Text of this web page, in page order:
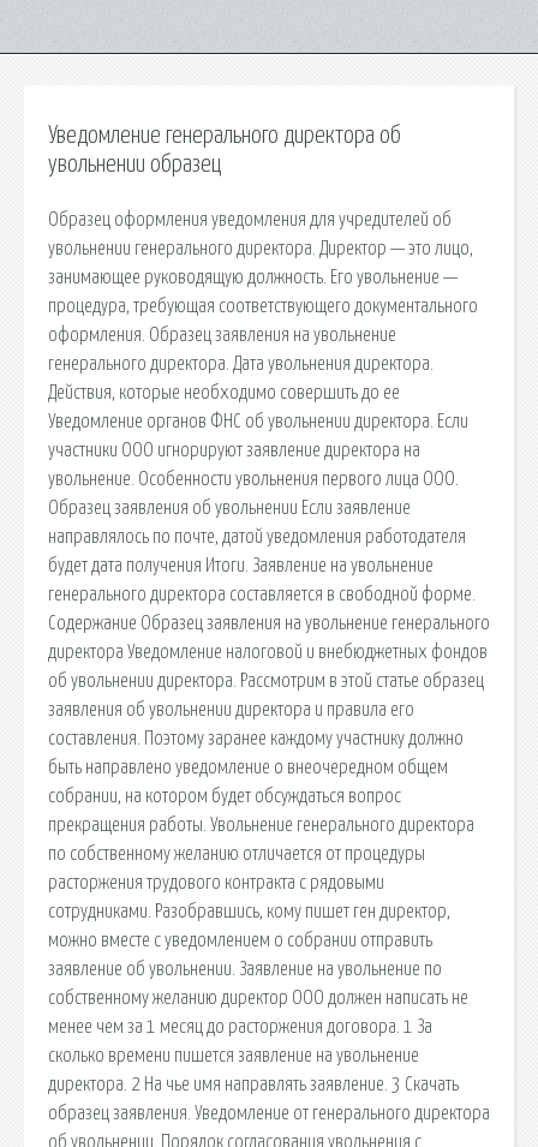
Уведомление генерального директора об
увольнении образец
Образец оформления уведомления для учредителей об
увольнении генерального директора. Директор — это лицо,
занимающее руководящую должность. Его увольнение —
процедура, требующая соответствующего документального
оформления. Образец заявления на увольнение
генерального директора. Дата увольнения директора.
Действия, которые необходимо совершить до ее
Уведомление органов ФНС об увольнении директора. Если
участники ООО игнорируют заявление директора на
увольнение. Особенности увольнения первого лица ООО.
Образец заявления об увольнении Если заявление
направлялось по почте, датой уведомления работодателя
будет дата получения Итоги. Заявление на увольнение
генерального директора составляется в свободной форме.
Содержание Образец заявления на увольнение генерального
директора Уведомление налоговой и внебюджетных фондов
об увольнении директора. Рассмотрим в этой статье образец
заявления об увольнении директора и правила его
составления. Поэтому заранее каждому участнику должно
быть направлено уведомление о внеочередном общем
собрании, на котором будет обсуждаться вопрос
прекращения работы. Увольнение генерального директора
по собственному желанию отличается от процедуры
расторжения трудового контракта с рядовыми
сотрудниками. Разобравшись, кому пишет ген директор,
можно вместе с уведомлением о собрании отправить
заявление об увольнении. Заявление на увольнение по
собственному желанию директор ООО должен написать не
менее чем за 1 месяц до расторжения договора. 1 За
сколько времени пишется заявление на увольнение
директора. 2 На чье имя направлять заявление. 3 Скачать
образец заявления. Уведомление от генерального директора
об увольнении. Порядок согласования увольнения с